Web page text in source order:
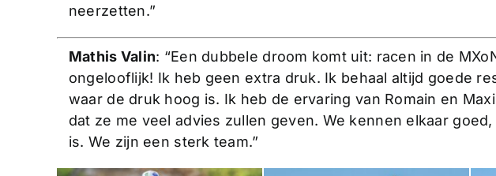
neerzetten.”
Mathis Valin: “Een dubbele droom komt uit: racen in de
ongelooflijk! Ik heb geen extra druk. Ik behaal altijd goede
waar de druk hoog is. Ik heb de ervaring van Romain en
dat ze me veel advies zullen geven. We kennen elkaar
is. We zijn een sterk team.”